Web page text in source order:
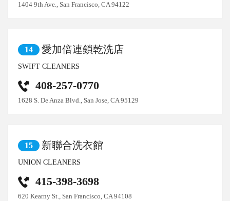
1404 9th Ave., San Francisco, CA 94122
14 愛加倍連鎖乾洗店
SWIFT CLEANERS
408-257-0770
1628 S. De Anza Blvd., San Jose, CA 95129
15 新聯合洗衣館
UNION CLEANERS
415-398-3698
620 Kearny St., San Francisco, CA 94108